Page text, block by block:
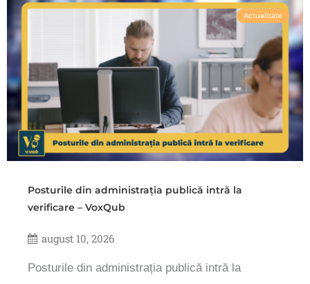
Actualitate
Posturile din administrația publică intră la
verificare – VoxQub
august 10, 2026
Posturile din administrația publică intră la